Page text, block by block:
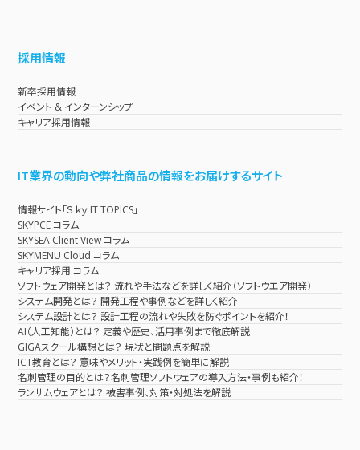
採用情報
新卒採用情報
イベント & インターンシップ
キャリア採用情報
IT業界の動向や弊社商品の情報をお届けするサイト
情報サイト「Ｓｋｙ IT TOPICS」
SKYPCE コラム
SKYSEA Client View コラム
SKYMENU Cloud コラム
キャリア採用 コラム
ソフトウェア開発とは？ 流れや手法などを詳しく紹介（ソフトウエア開発）
システム開発とは？ 開発工程や事例などを詳しく紹介
システム設計とは？ 設計工程の流れや失敗を防ぐポイントを紹介！
AI（人工知能）とは？ 定義や歴史、活用事例まで徹底解説
GIGAスクール構想とは？ 現状と問題点を解説
ICT教育とは？ 意味やメリット・実践例を簡単に解説
名刺管理の目的とは？名刺管理ソフトウェアの導入方法・事例も紹介！
ランサムウェアとは？ 被害事例、対策・対処法を解説